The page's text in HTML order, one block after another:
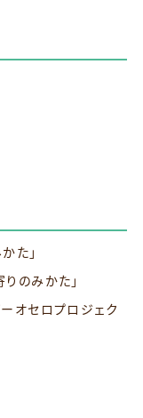
た」
りのみかた」
ーオセロプロジェク